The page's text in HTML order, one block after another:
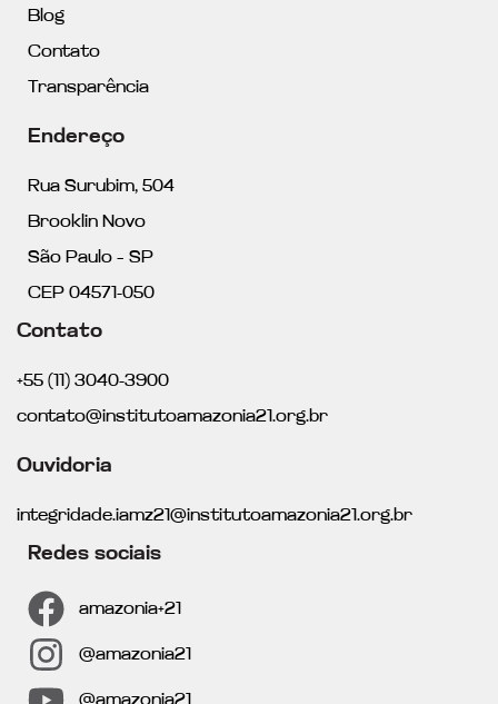
Blog
Contato
Transparência
Endereço
Rua Surubim, 504
Brooklin Novo
São Paulo – SP
CEP 04571-050
Contato
+55 (11) 3040-3900
contato@institutoamazonia21.org.br
Ouvidoria
integridade.iamz21@institutoamazonia21.org.br
Redes sociais
amazonia+21
@amazonia21
@amazonia21